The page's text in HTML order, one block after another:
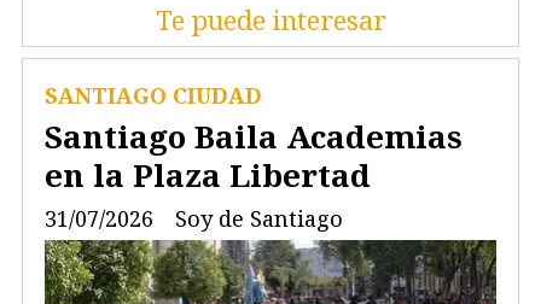
Te puede interesar
Santiago Baila Academias
en la Plaza Libertad
Soy de Santiago
SANTIAGO CIUDAD
31/07/2026